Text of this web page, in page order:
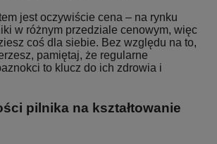
jest oczywiście cena – na rynku
w różnym przedziale cenowym, więc
coś dla siebie. Bez względu na to,
pamiętaj, że regularne
to klucz do ich zdrowia i
pilnika na kształtowanie